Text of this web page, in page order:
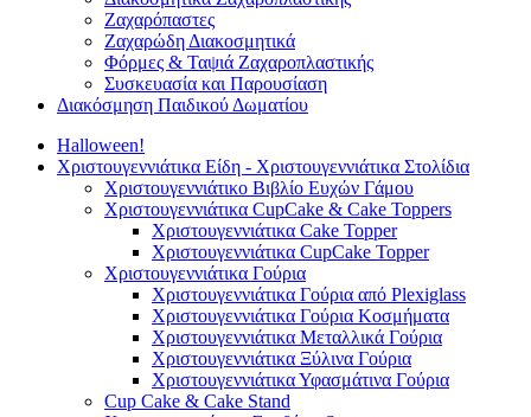
Ζαχαρόπαστες
Ζαχαρώδη Διακοσμητικά
Φόρμες & Ταψιά Ζαχαροπλαστικής
Συσκευασία και Παρουσίαση
Διακόσμηση Παιδικού Δωματίου
Halloween!
Χριστουγεννιάτικα Είδη - Χριστουγεννιάτικα Στολίδια
Χριστουγεννιάτικο Βιβλίο Ευχών Γάμου
Χριστουγεννιάτικα CupCake & Cake Toppers
Χριστουγεννιάτικα Cake Topper
Χριστουγεννιάτικα CupCake Topper
Χριστουγεννιάτικα Γούρια
Χριστουγεννιάτικα Γούρια από Plexiglass
Χριστουγεννιάτικα Γούρια Κοσμήματα
Χριστουγεννιάτικα Μεταλλικά Γούρια
Χριστουγεννιάτικα Ξύλινα Γούρια
Χριστουγεννιάτικα Υφασμάτινα Γούρια
Cup Cake & Cake Stand